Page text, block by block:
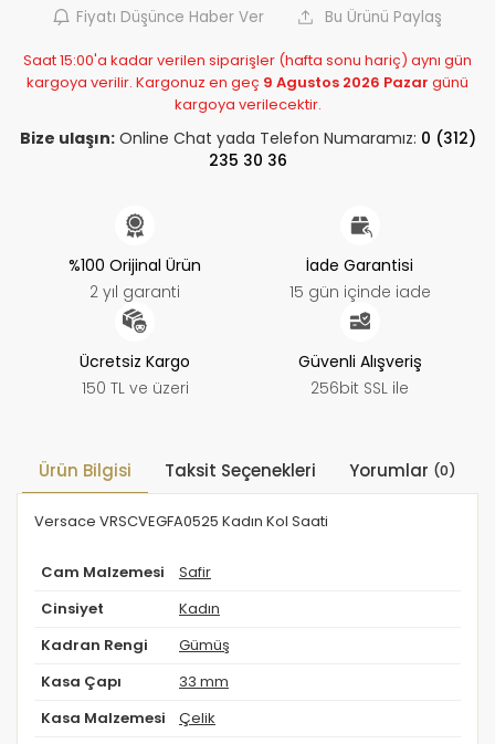
Fiyatı Düşünce Haber Ver Bu Ürünü Paylaş
Saat 15:00'a kadar verilen siparişler (hafta sonu hariç) aynı gün
kargoya verilir. Kargonuz en geç 9 Agustos 2026 Pazar günü
kargoya verilecektir.
Bize ulaşın:Online Chat yada Telefon Numaramız: 0 (312)
235 30 36
%100 Orijinal Ürün
2 yıl garanti
İade Garantisi
15 gün içinde iade
Ücretsiz Kargo
150 TL ve üzeri
Güvenli Alışveriş
256bit SSL ile
Ürün Bilgisi Taksit Seçenekleri Yorumlar (0)
Versace VRSCVEGFA0525 Kadın Kol Saati
Cam Malzemesi Safir
Cinsiyet Kadın
Kadran Rengi Gümüş
Kasa Çapı 33 mm
Kasa Malzemesi Çelik